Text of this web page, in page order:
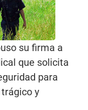
su firma a
que solicita
para
y